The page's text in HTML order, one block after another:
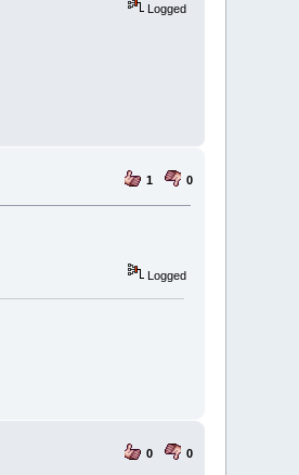
Logged
1 0
Logged
0 0